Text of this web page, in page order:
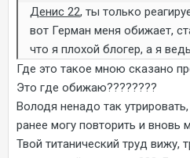
Денис 22, ты только
вот Герман меня обижает,
что я плохой блогер, а я
Где это такое мною сказано
Это где обижаю????????
Володя ненадо так
ранее могу повторить и вновь
Твой титанический труд вижу,